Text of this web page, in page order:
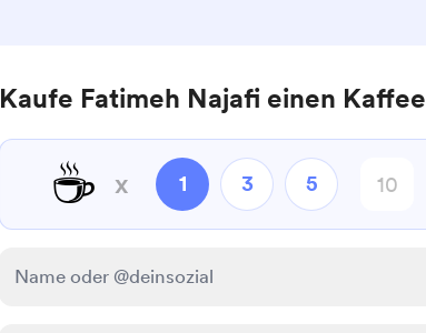
Kaufe Fatimeh Najafi einen Kaffee
☕ x 1 3 5